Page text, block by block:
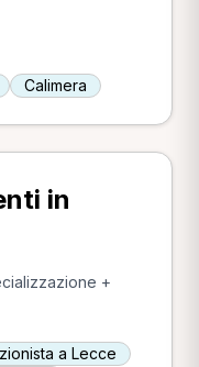
Calimera
in
+
a Lecce